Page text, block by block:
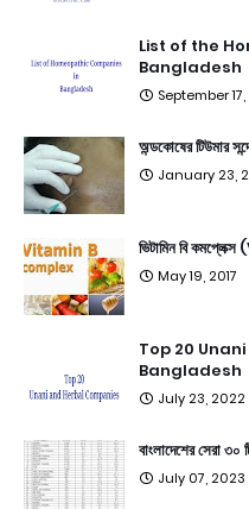
List of the
Bangladesh
September
অন্ডকোষের টিউমার
January 23,
ভিটামিন বি
May 19, 2017
Top 20
Bangladesh
July 23, 2022
বাংলাদেশের সেরা
July 07, 2023